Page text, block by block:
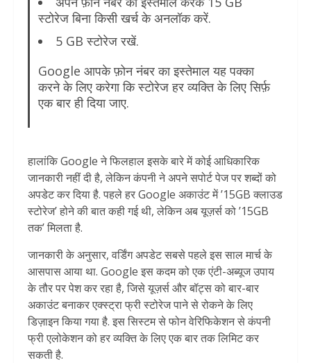
स्टोरेज बिना किसी खर्च के अनलॉक करें.
5 GB स्टोरेज रखें.
Google आपके फ़ोन नंबर का इस्तेमाल यह पक्का
करने के लिए करेगा कि स्टोरेज हर व्यक्ति के लिए सिर्फ़
एक बार ही दिया जाए.
हालांकि Google ने फिलहाल इसके बारे में कोई आधिकारिक
जानकारी नहीं दी है, लेकिन कंपनी ने अपने सपोर्ट पेज पर शब्दों को
अपडेट कर दिया है. पहले हर Google अकाउंट में ’15GB क्लाउड
स्टोरेज’ होने की बात कही गई थी, लेकिन अब यूज़र्स को ’15GB
तक’ मिलता है.
जानकारी के अनुसार, वर्डिंग अपडेट सबसे पहले इस साल मार्च के
आसपास आया था. Google इस कदम को एक एंटी-अब्यूज उपाय
के तौर पर पेश कर रहा है, जिसे यूज़र्स और बॉट्स को बार-बार
अकाउंट बनाकर एक्स्ट्रा फ्री स्टोरेज पाने से रोकने के लिए
डिज़ाइन किया गया है. इस सिस्टम से फोन वेरिफिकेशन से कंपनी
फ्री एलोकेशन को हर व्यक्ति के लिए एक बार तक लिमिट कर
सकती है.